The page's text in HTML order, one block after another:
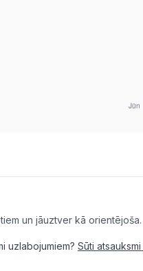
un jāuztver kā orientējoša.
uzlabojumiem? Sūti atsauksmi